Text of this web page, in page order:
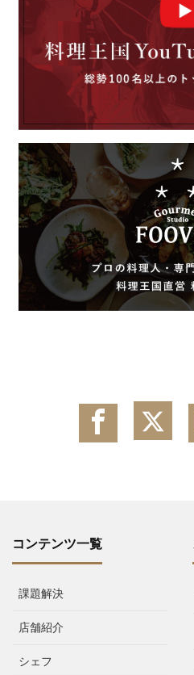
コンテンツ一覧
課題解決
店舗紹介
シェフ